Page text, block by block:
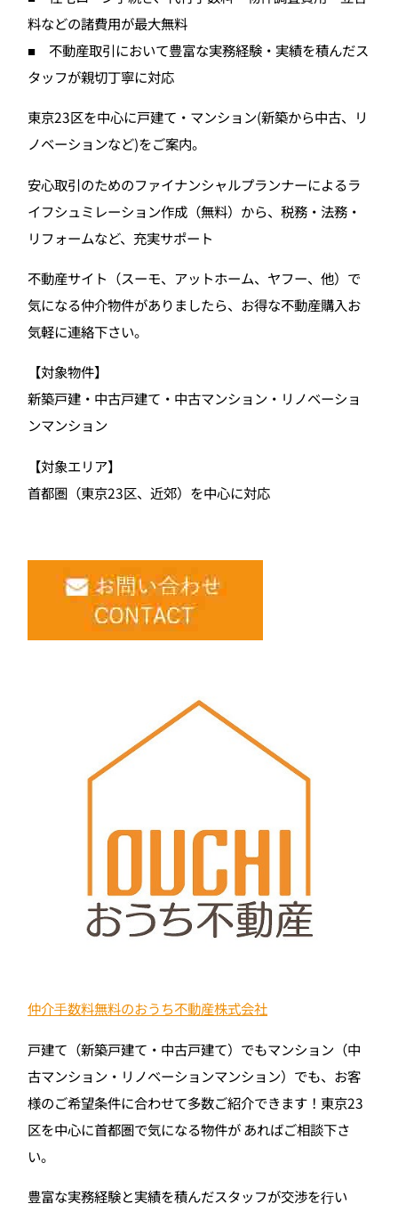
料などの諸費用が最大無料
■ 不動産取引において豊富な実務経験・実績を積んだス
タッフが親切丁寧に対応
東京23区を中心に戸建て・マンション(新築から中古、リ
ノベーションなど)をご案内。
安心取引のためのファイナンシャルプランナーによるラ
イフシュミレーション作成（無料）から、税務・法務・
リフォームなど、充実サポート
不動産サイト（スーモ、アットホーム、ヤフー、他）で
気になる仲介物件がありましたら、お得な不動産購入お
気軽に連絡下さい。
【対象物件】
新築戸建・中古戸建て・中古マンション・リノベーショ
ンマンション
【対象エリア】
首都圏（東京23区、近郊）を中心に対応
仲介⼿数料無料のおうち不動産株式会社
戸建て（新築戸建て・中古戸建て）でもマンション（中
古マンション・リノベーションマンション）でも、お客
様のご希望条件に合わせて多数ご紹介できます！東京23
区を中心に首都圏で気になる物件が あればご相談下さ
い。
豊富な実務経験と実績を積んだスタッフが交渉を⾏い